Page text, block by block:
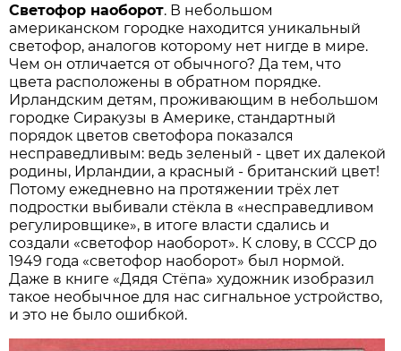
Светофор наоборот. В небольшом
американском городке находится уникальный
светофор, аналогов которому нет нигде в мире.
Чем он отличается от обычного? Да тем, что
цвета расположены в обратном порядке.
Ирландским детям, проживающим в небольшом
городке Сиракузы в Америке, стандартный
порядок цветов светофора показался
несправедливым: ведь зеленый - цвет их далекой
родины, Ирландии, а красный - британский цвет!
Потому ежедневно на протяжении трёх лет
подростки выбивали стёкла в «несправедливом
регулировщике», в итоге власти сдались и
создали «светофор наоборот». К слову, в СССР до
1949 года «светофор наоборот» был нормой.
Даже в книге «Дядя Стёпа» художник изобразил
такое необычное для нас сигнальное устройство,
и это не было ошибкой.